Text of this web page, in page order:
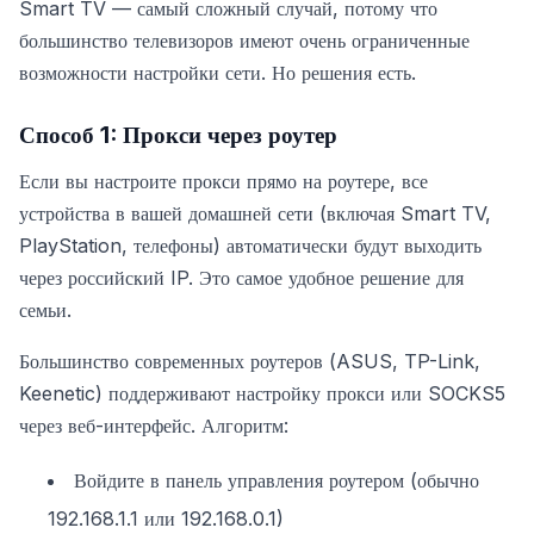
Smart TV — самый сложный случай, потому что
большинство телевизоров имеют очень ограниченные
возможности настройки сети. Но решения есть.
Способ 1: Прокси через роутер
Если вы настроите прокси прямо на роутере, все
устройства в вашей домашней сети (включая Smart TV,
PlayStation, телефоны) автоматически будут выходить
через российский IP. Это самое удобное решение для
семьи.
Большинство современных роутеров (ASUS, TP-Link,
Keenetic) поддерживают настройку прокси или SOCKS5
через веб-интерфейс. Алгоритм:
Войдите в панель управления роутером (обычно
192.168.1.1 или 192.168.0.1)